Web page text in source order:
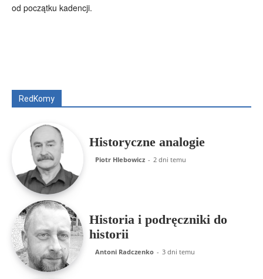
od początku kadencji.
RedKomy
Historyczne analogie
Piotr Hlebowicz - 2 dni temu
Historia i podręczniki do
historii
Antoni Radczenko - 3 dni temu